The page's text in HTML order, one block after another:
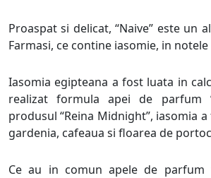
Proaspat si delicat, “Naive” este un
Farmasi, ce contine iasomie, in
Iasomia egipteana a fost luata in
realizat formula apei de parfum
produsul “Reina Midnight”, iasomia
gardenia, cafeaua si floarea de
Ce au in comun apele de parfum